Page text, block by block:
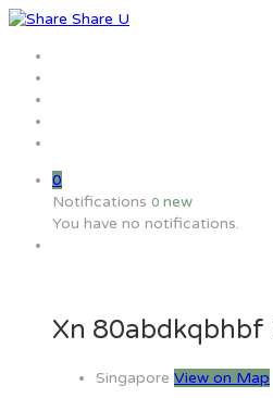
0
Notifications 0 new
You have no notifications.
Xn
Singapore View on Map